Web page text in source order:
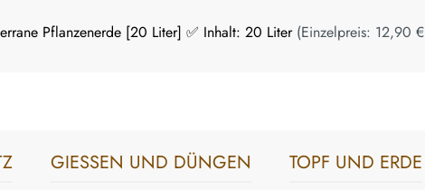
Pflanzenerde [20 Liter] ✅ Inhalt: 20 Liter (Einzelpreis: 12,90 €
GIESSEN UND DÜNGEN TOPF UND ERDE